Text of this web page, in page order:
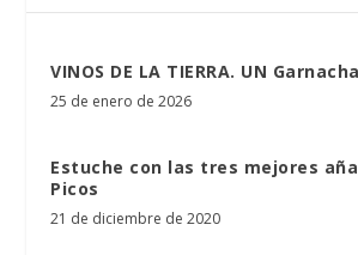
VINOS DE LA TIERRA. UN
25 de enero de 2026
Estuche con las tres mejores
Picos
21 de diciembre de 2020